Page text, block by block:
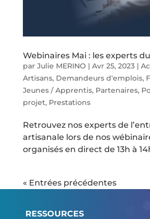
Webinaires Mai : les experts
par Julie MERINO | Avr 25, 2023|
Artisans, Demandeurs d'emplois,
Jeunes / Apprentis, Partenaires,
projet, Prestations
Retrouvez nos experts de
artisanale lors de nos
organisés en direct de 13h à
« Entrées précédentes
RESSOURCES